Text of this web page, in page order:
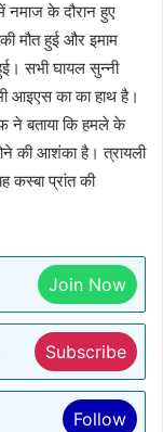
नमाज के दौरान हुए
मौत हुई और इमाम
सभी घायल सुन्नी
आइएस का का हाथ है।
ने बताया कि हमले के
की आशंका है। त्रायली
कस्बा प्रांत की
Join Now
Subscribe
Follow